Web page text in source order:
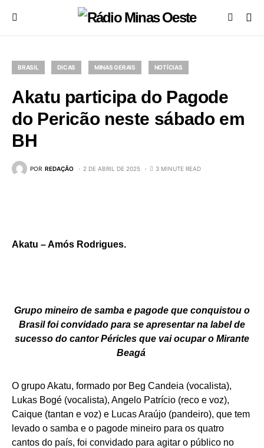
BRASIL DICAS MINAS GERAIS NOTÍCIAS
Akatu participa do Pagode
do Pericão neste sábado em
BH
POR REDAÇÃO 2 DE ABRIL DE 2025 3 MINUTE READ
Akatu – Amós Rodrigues.
Grupo mineiro de samba e pagode que conquistou o
Brasil foi convidado para se apresentar na label de
sucesso do cantor Péricles que vai ocupar o Mirante
Beagá
O grupo Akatu, formado por Beg Candeia (vocalista),
Lukas Bogé (vocalista), Angelo Patrício (reco e voz),
Caique (tantan e voz) e Lucas Araújo (pandeiro), que tem
levado o samba e o pagode mineiro para os quatro
cantos do país, foi convidado para agitar o público no